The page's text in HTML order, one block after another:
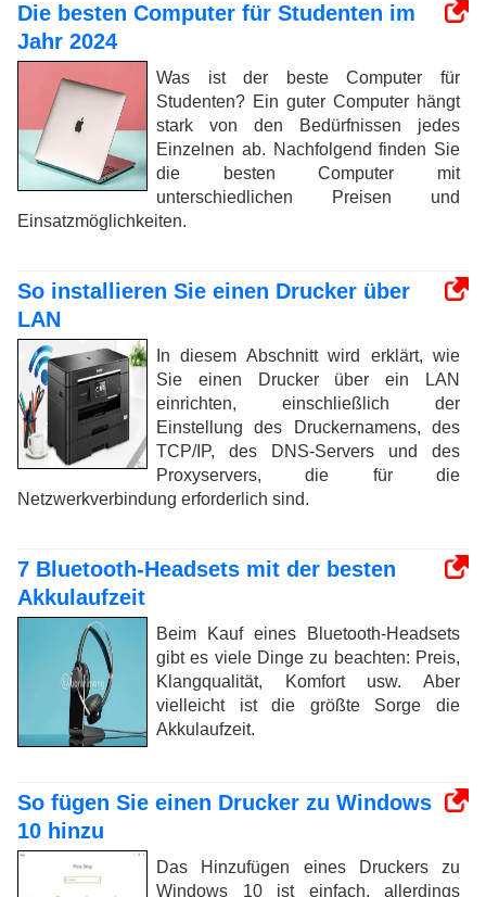
Die besten Computer für Studenten im
Jahr 2024
Was ist der beste Computer für
Studenten? Ein guter Computer hängt
stark von den Bedürfnissen jedes
Einzelnen ab. Nachfolgend finden Sie
die besten Computer mit
unterschiedlichen Preisen und
Einsatzmöglichkeiten.
So installieren Sie einen Drucker über
LAN
In diesem Abschnitt wird erklärt, wie
Sie einen Drucker über ein LAN
einrichten, einschließlich der
Einstellung des Druckernamens, des
TCP/IP, des DNS-Servers und des
Proxyservers, die für die
Netzwerkverbindung erforderlich sind.
7 Bluetooth-Headsets mit der besten
Akkulaufzeit
Beim Kauf eines Bluetooth-Headsets
gibt es viele Dinge zu beachten: Preis,
Klangqualität, Komfort usw. Aber
vielleicht ist die größte Sorge die
Akkulaufzeit.
So fügen Sie einen Drucker zu Windows
10 hinzu
Das Hinzufügen eines Druckers zu
Windows 10 ist einfach, allerdings